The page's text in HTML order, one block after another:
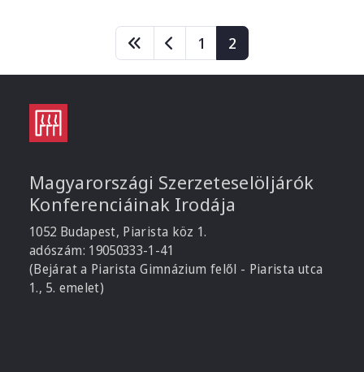
Oldalszámozás Page
1 Page
2
Magyarországi Szerzeteselöljárók
Konferenciáinak Irodája
1052 Budapest, Piarista köz 1.
adószám: 19050333-1-41
(Bejárat a Piarista Gimnázium felől - Piarista utca
1., 5. emelet)